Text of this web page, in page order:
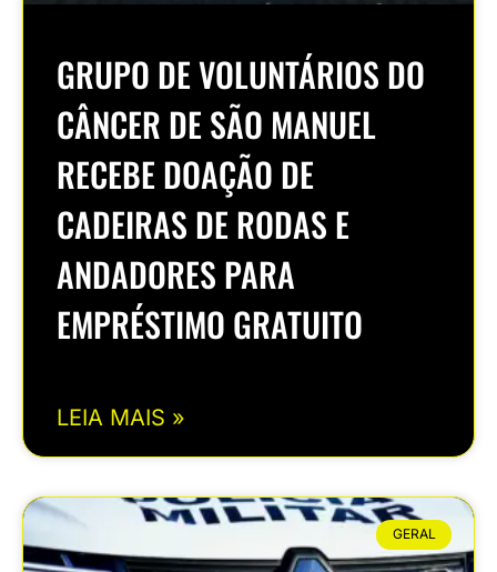
GRUPO DE VOLUNTÁRIOS DO
CÂNCER DE SÃO MANUEL
RECEBE DOAÇÃO DE
CADEIRAS DE RODAS E
ANDADORES PARA
EMPRÉSTIMO GRATUITO
LEIA MAIS »
GERAL